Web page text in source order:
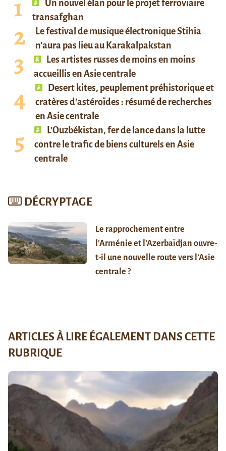
Un nouvel élan pour le projet ferroviaire
transafghan
Le festival de musique électronique Stihia
n’aura pas lieu au Karakalpakstan
Les artistes russes de moins en moins
accueillis en Asie centrale
Desert kites, peuplement préhistorique et
cratères d’astéroïdes : résumé de recherches
en Asie centrale
L’Ouzbékistan, fer de lance dans la lutte
contre le trafic de biens culturels en Asie
centrale
DÉCRYPTAGE
Le rapprochement entre
l’Arménie et l’Azerbaïdjan ouvre-
t-il une nouvelle route vers l’Asie
centrale ?
ARTICLES À LIRE ÉGALEMENT DANS CETTE
RUBRIQUE